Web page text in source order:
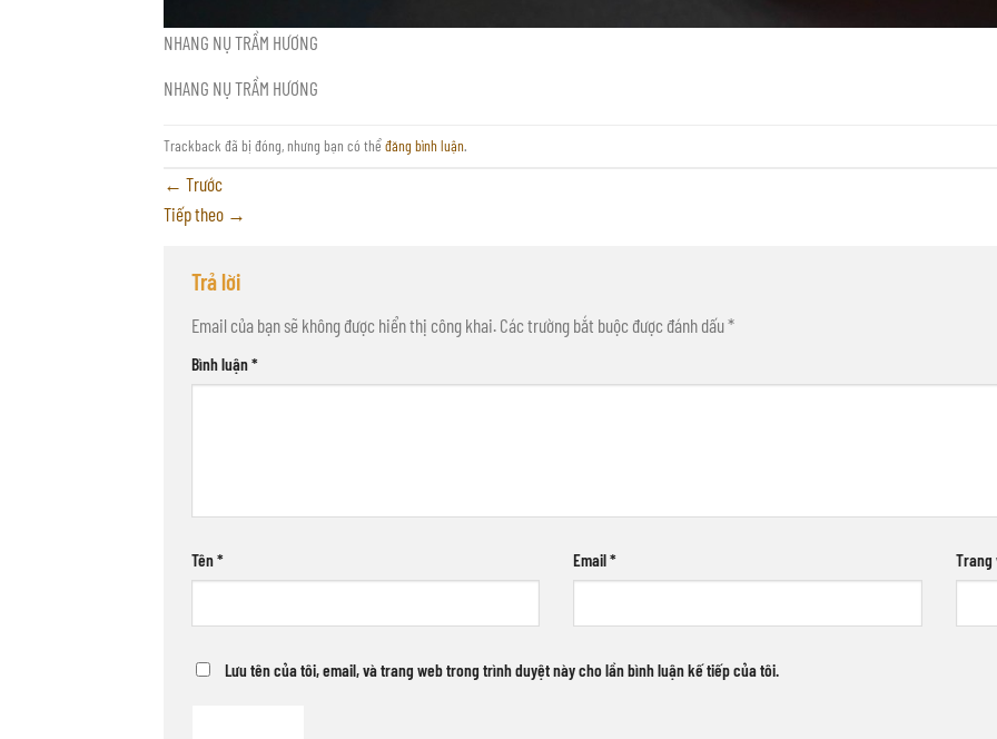
NHANG NỤ TRẦM HƯƠNG
NHANG NỤ TRẦM HƯƠNG
Trackback đã bị đóng, nhưng bạn có thểđăng bình luận.
← Trước
Tiếp theo →
Trả lời
Email của bạn sẽ không được hiển thị công khai. Các trường bắt buộc được đánh dấu*
Bình luận*
Tên* Email* Trang
Lưu tên của tôi, email, và trang web trong trình duyệt này cho lần bình luận kế tiếp của tôi.